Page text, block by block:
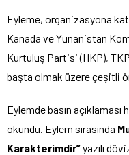
Eyleme, organizasyona
Kanada ve Yunanistan
Kurtuluş Partisi (HKP),
başta olmak üzere çeşitli
Eylemde basın
okundu. Eylem sırasında
Karakterimdir”yazılı